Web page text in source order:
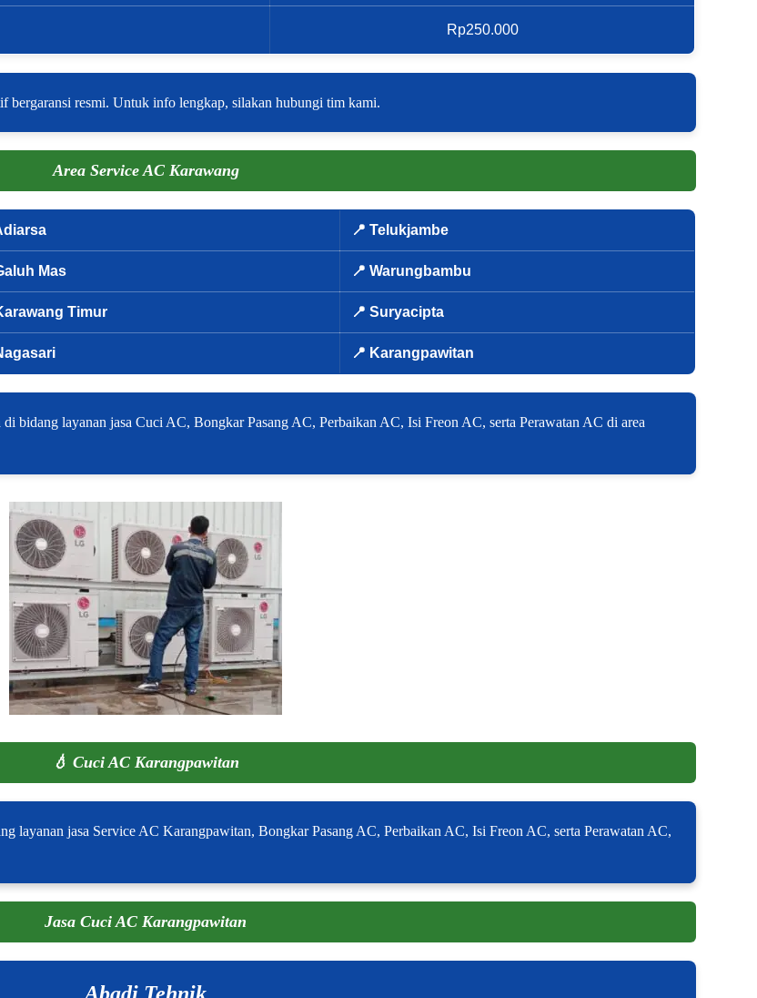
Rp250.000
bergaransi resmi. Untuk info lengkap, silakan hubungi tim kami.
Area Service AC Karawang
📍 Telukjambe
Mas 📍 Warungbambu
Timur 📍 Suryacipta
📍 Karangpawitan
bidang layanan jasa Cuci AC, Bongkar Pasang AC, Perbaikan AC, Isi Freon AC, serta Perawatan AC di area
💧 Cuci AC Karangpawitan
layanan jasa Service AC Karangpawitan, Bongkar Pasang AC, Perbaikan AC, Isi Freon AC, serta Perawatan AC,
Jasa Cuci AC Karangpawitan